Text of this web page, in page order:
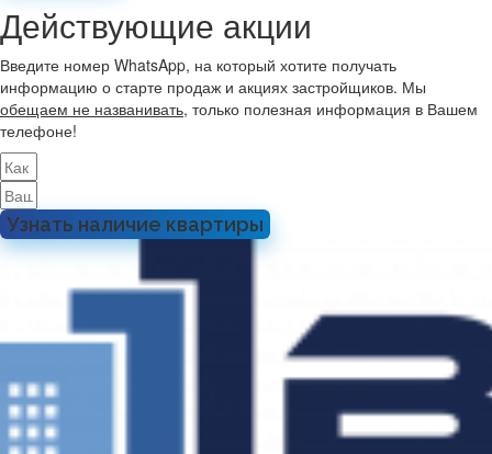
Действующие акции
Введите номер WhatsApp, на который хотите получать
информацию о старте продаж и акциях застройщиков. Мы
обещаем не названивать, только полезная информация в Вашем
телефоне!
Узнать наличие квартиры